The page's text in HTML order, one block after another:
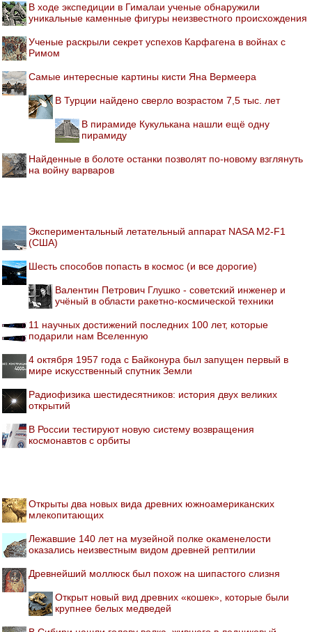
В ходе экспедиции в Гималаи ученые обнаружили
уникальные каменные фигуры неизвестного происхождения
Ученые раскрыли секрет успехов Карфагена в войнах с
Римом
Самые интересные картины кисти Яна Вермеера
В Турции найдено сверло возрастом 7,5 тыс. лет
В пирамиде Кукулькана нашли ещё одну
пирамиду
Найденные в болоте останки позволят по-новому взглянуть
на войну варваров
Экспериментальный летательный аппарат NASA M2-F1
(США)
Шесть способов попасть в космос (и все дорогие)
Валентин Петрович Глушко - советский инженер и
учёный в области ракетно-космической техники
11 научных достижений последних 100 лет, которые
подарили нам Вселенную
4 октября 1957 года с Байконура был запущен первый в
мире искусственный спутник Земли
Радиофизика шестидесятников: история двух великих
открытий
В России тестируют новую систему возвращения
космонавтов с орбиты
Открыты два новых вида древних южноамериканских
млекопитающих
Лежавшие 140 лет на музейной полке окаменелости
оказались неизвестным видом древней рептилии
Древнейший моллюск был похож на шипастого слизня
Открыт новый вид древних «кошек», которые были
крупнее белых медведей